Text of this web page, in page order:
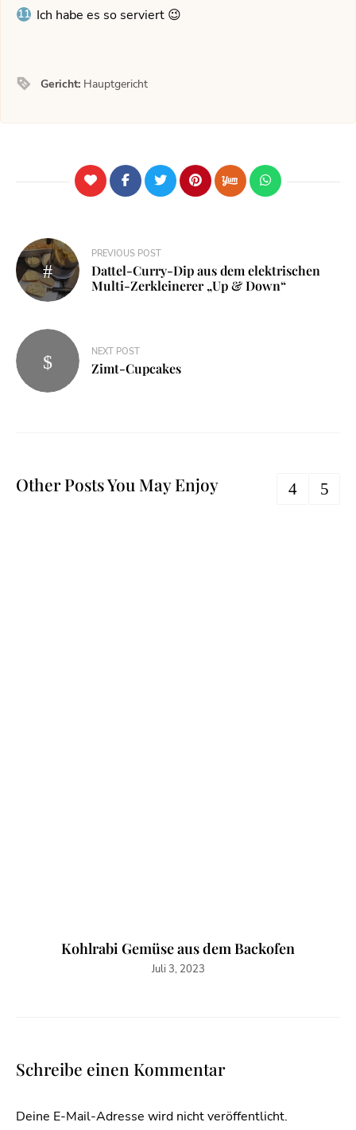
Ich habe es so serviert 😉
Gericht: Hauptgericht
PREVIOUS POST
Dattel-Curry-Dip aus dem elektrischen
Multi-Zerkleinerer „Up & Down“
NEXT POST
Zimt-Cupcakes
Other Posts You May Enjoy
Kohlrabi Gemüse aus dem Backofen
Juli 3, 2023
Schreibe einen Kommentar
Deine E-Mail-Adresse wird nicht veröffentlicht.